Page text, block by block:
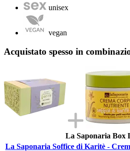
unisex
vegan
Acquistato spesso in
La Saponaria Box
La Saponaria Soffice di Karitè -